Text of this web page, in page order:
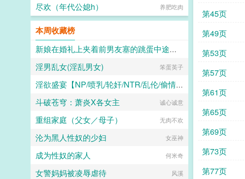
第45页
第49页
第53页
第57页
第61页
第65页
第69页
第73页
第77页
fnr8std27
尽欢（年代公媳h） 养肥吃肉
本周收藏榜
新娘在婚礼上夹着前男友塞的跳蛋中途忍不住喷水了
二十三
淫男乱女(淫乱男女) 笨蛋英子
淫欲盛宴【NP/喷乳/轮奸/NTR/乱伦/偷情/换妻/迷奸】
水木生溪
斗破苍穹：萧炎X各女主 诚心诚意
重组家庭（父女／母子） 无肉不欢
沦为黑人性奴的少妇 女巫神
成为性奴的家人 何米奇
女警妈妈被凌辱虐待 风溪